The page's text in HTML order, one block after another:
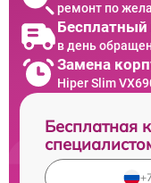
ремонт по
в день
Замена
Hiper Slim
Бесплатная